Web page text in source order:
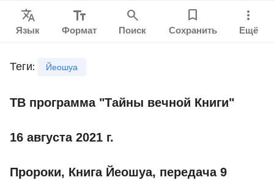
Translate
Язык
text_fields
Формат
search
Поиск
bookmark
Сохранить
more_vert
Ещё
Теги: Йеошуа
ТВ программа "Тайны вечной Книги"
16 августа 2021 г.
Пророки, Книга Йеошуа, передача 9